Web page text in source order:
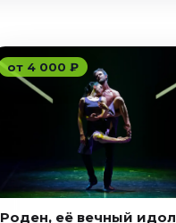
от 4 000 ₽
Роден, её вечный идол